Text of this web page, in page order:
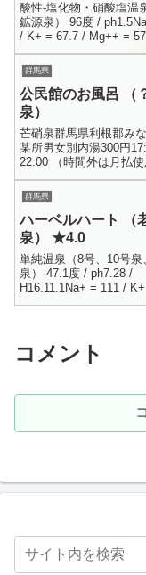
酸性-塩化物・硝酸塩温
鉱源泉） 96度 /
/ K+ = 67.7 / Mg++ =
= 98.3Fe++ = 11.1...
群馬県
公民館のお風呂 （
泉）
芒硝泉群馬県利根郡み
某所男女別内湯300円
22:00 （時間外は月払
者のみ）某有名温泉地
そこに公民館のような建
り、なんとそこに温泉が
群馬県
ハーベルハート （
泉） ★4.0
単純温泉（8号、10号泉
泉） 47.1度 / ph7.28 /
H16.11.1Na+ = 111 /
Mg++ = 0.96 / Ca++ =
コメント